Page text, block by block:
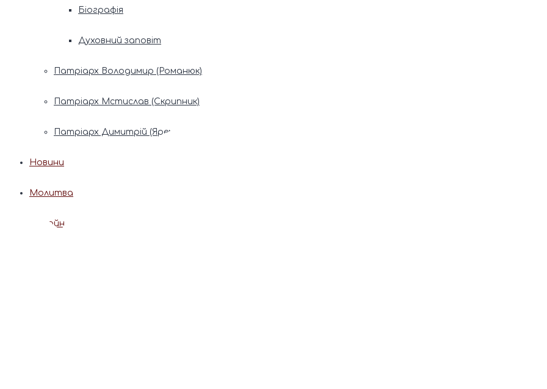
Біографія
Духовний заповіт
Патріарх Володимир (Романюк)
Патріарх Мстислав (Скрипник)
Патріарх Димитрій (Ярема)
Новини
Молитва
Онлайн послуги